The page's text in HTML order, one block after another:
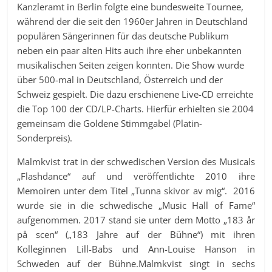
Kanzleramt in Berlin folgte eine bundesweite Tournee,
während der die seit den 1960er Jahren in Deutschland
populären Sängerinnen für das deutsche Publikum
neben ein paar alten Hits auch ihre eher unbekannten
musikalischen Seiten zeigen konnten. Die Show wurde
über 500-mal in Deutschland, Österreich und der
Schweiz gespielt. Die dazu erschienene Live-CD erreichte
die Top 100 der CD/LP-Charts. Hierfür erhielten sie 2004
gemeinsam die Goldene Stimmgabel (Platin-
Sonderpreis).
Malmkvist trat in der schwedischen Version des Musicals
„Flashdance“ auf und veröffentlichte 2010 ihre
Memoiren unter dem Titel „Tunna skivor av mig“. 2016
wurde sie in die schwedische „Music Hall of Fame“
aufgenommen. 2017 stand sie unter dem Motto „183 år
på scen“ („183 Jahre auf der Bühne“) mit ihren
Kolleginnen Lill-Babs und Ann-Louise Hanson in
Schweden auf der Bühne.Malmkvist singt in sechs